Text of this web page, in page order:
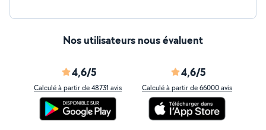
Nos utilisateurs nous évaluent
4,6/5
Calculé à partir de 48731 avis
4,6/5
Calculé à partir de 66000 avis